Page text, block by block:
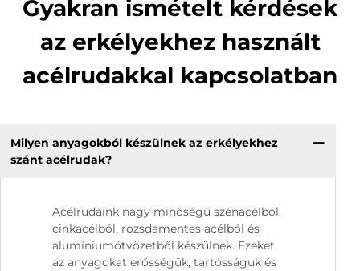
Gyakran ismételt kérdések
az erkélyekhez használt
acélrudakkal kapcsolatban
Milyen anyagokból készülnek az erkélyekhez
szánt acélrudak?
Acélrudaink nagy minőségű szénacélból,
cinkacélból, rozsdamentes acélból és
alumíniumötvözetből készülnek. Ezeket
az anyagokat erősségük, tartósságuk és